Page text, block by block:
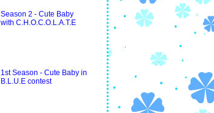
Season 2 - Cute Baby
with C.H.O.C.O.L.A.T.E
1st Season - Cute Baby in
B.L.U.E contest